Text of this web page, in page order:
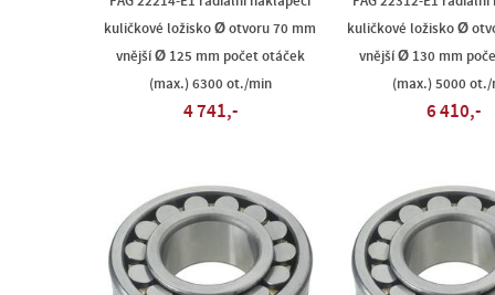
kuličkové ložisko Ø otvoru 70 mm
vnější Ø 125 mm počet otáček
(max.) 6300 ot./min
4 741,-
kuličkové ložisko Ø
vnější Ø 130 mm
(max.) 5000 ot./
6 410,-